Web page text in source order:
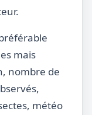
mais
nombre de
météo